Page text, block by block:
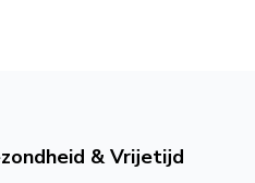
& Vrijetijd